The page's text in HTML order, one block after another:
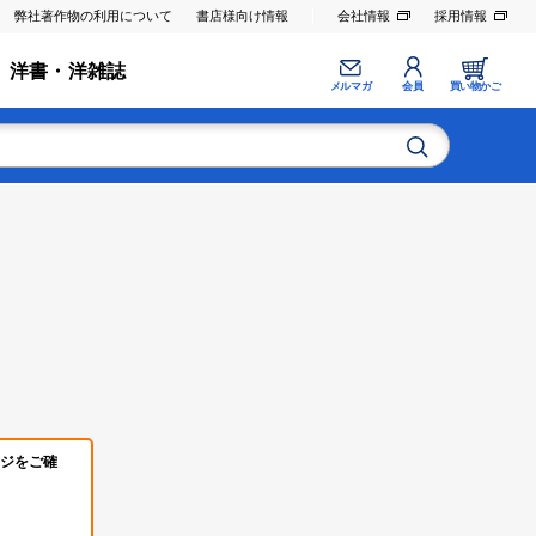
弊社著作物の利用について 書店様向け情報 会社情報 採用情報
洋書・洋雑誌
メルマガ 会員 買い物かご
をご確